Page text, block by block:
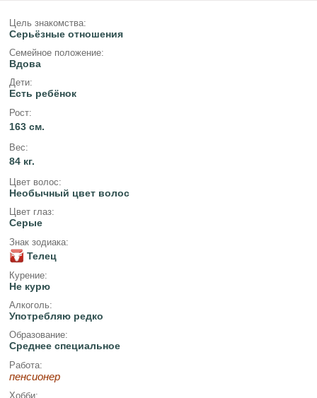
Цель знакомства:
Серьёзные отношения
Семейное положение:
Вдова
Дети:
Есть ребёнок
Рост:
163 см.
Вес:
84 кг.
Цвет волос:
Необычный цвет волос
Цвет глаз:
Серые
Знак зодиака:
Телец
Курение:
Не курю
Алкоголь:
Употребляю редко
Образование:
Среднее специальное
Работа:
пенсионер
Хобби: